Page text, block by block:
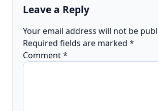
Leave a Reply
Your email address will not be
Required fields are marked *
Comment*